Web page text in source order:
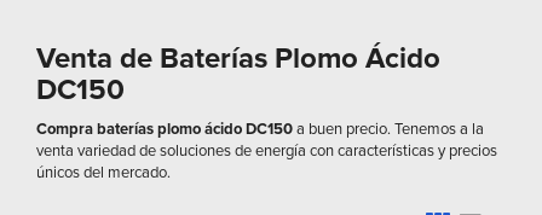
Venta de Baterías Plomo Ácido
DC150
Compra baterías plomo ácido DC150a buen precio. Tenemos a la
venta variedad de soluciones de energía con características y precios
únicos del mercado.